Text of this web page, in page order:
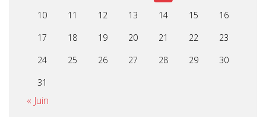
10
11 12 13 14 15
16
17
18 19 20 21 22
23
24
25 26 27 28 29
30
31
« Juin